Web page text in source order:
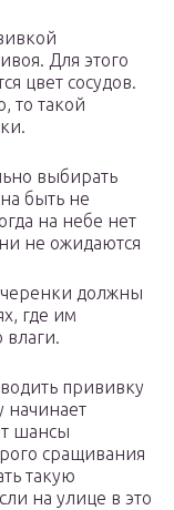
Для этого
цвет сосудов.
то такой
выбирать
быть не
на небе нет
не ожидаются
должны
где им
влаги.
прививку
начинает
шансы
сращивания
такую
на улице в это